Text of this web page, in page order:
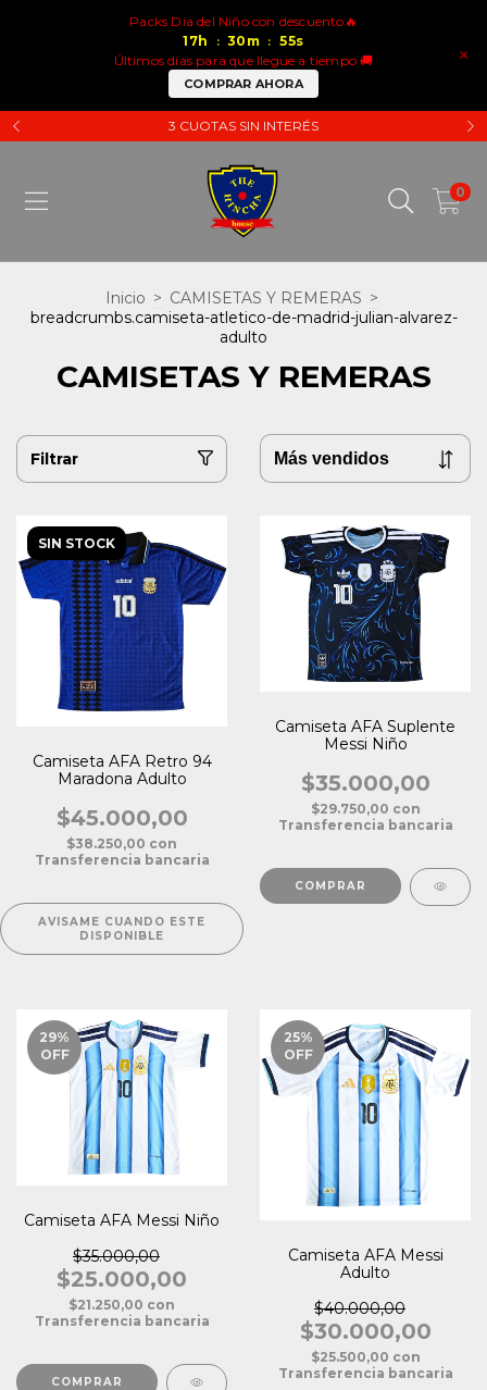
×
Packs Dia del Niño con descuento🔥
17h : 30 m : 54s
Últimos días para que llegue a tiempo 🚚
COMPRAR AHORA
3 CUOTAS SIN INTERÉS
0
Inicio > CAMISETAS Y REMERAS >
breadcrumbs.camiseta-atletico-de-madrid-julian-alvarez-
adulto
CAMISETAS Y REMERAS
Filtrar
SIN STOCK
Camiseta AFA Retro 94
Maradona Adulto
$45.000,00
$38.250,00 con
Transferencia bancaria
AVISAME CUANDO ESTE
DISPONIBLE
Camiseta AFA Suplente
Messi Niño
$35.000,00
$29.750,00 con
Transferencia bancaria
COMPRAR
29%
OFF
Camiseta AFA Messi Niño
$35.000,00
$25.000,00
$21.250,00 con
Transferencia bancaria
COMPRAR
25%
OFF
Camiseta AFA Messi
Adulto
$40.000,00
$30.000,00
$25.500,00 con
Transferencia bancaria